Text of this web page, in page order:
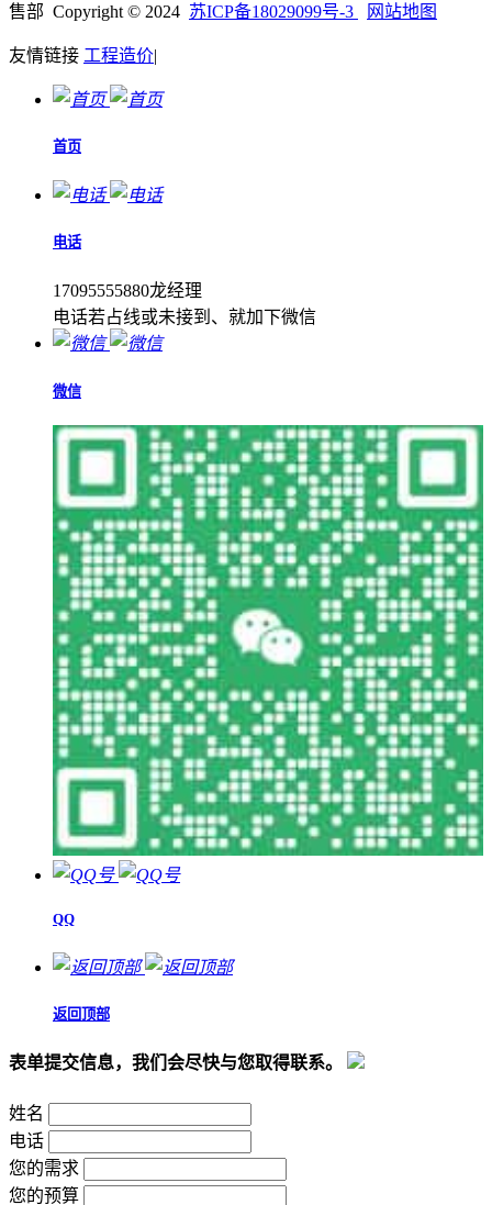
售部 Copyright © 2024 苏ICP备18029099号-3 网站地图
友情链接 工程造价|
首页
电话
17095555880龙经理
电话若占线或未接到、就加下微信
微信
QQ
返回顶部
表单提交信息，我们会尽快与您取得联系。
姓名
电话
您的需求
您的预算